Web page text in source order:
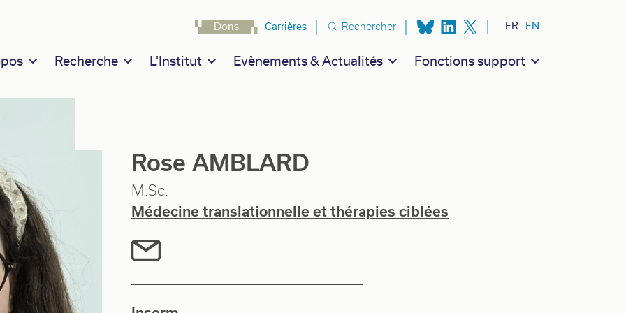
navigation
Recherche L'Institut Evènements & Actualités Fonctions support
Navigation secondaire
Dons Carrières Rechercher FR EN
Rose AMBLARD
M.Sc.
Médecine translationnelle et thérapies ciblées